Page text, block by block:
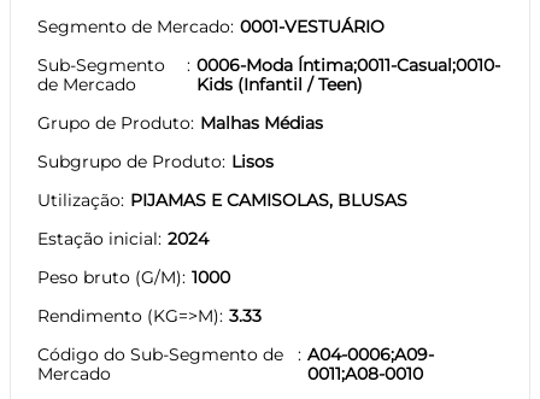
Segmento de Mercado 0001-VESTUÁRIO
Sub-Segmento
de Mercado
0006-Moda Íntima;0011-Casual;0010-
Kids (Infantil / Teen)
Grupo de Produto Malhas Médias
Subgrupo de Produto Lisos
Utilização PIJAMAS E CAMISOLAS, BLUSAS
Estação inicial 2024
Peso bruto (G/M) 1000
Rendimento (KG=>M) 3.33
Código do Sub-Segmento de
Mercado
A04-0006;A09-
0011;A08-0010